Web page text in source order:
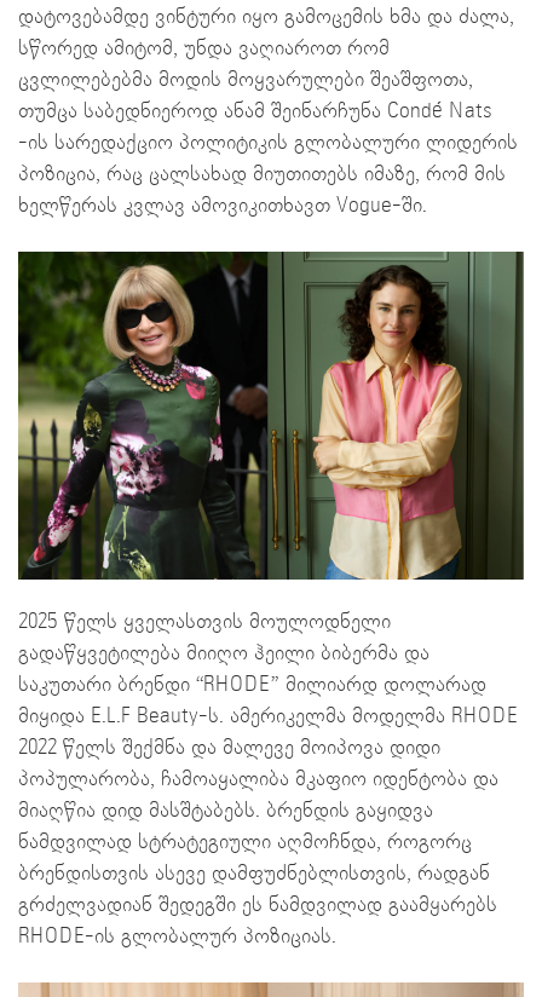
დატოვებამდე ვინტური იყო გამოცემის ხმა და ძალა,
სწორედ ამიტომ, უნდა ვაღიაროთ რომ
ცვლილებებმა მოდის მოყვარულები შეაშფოთა,
თუმცა საბედნიეროდ ანამ შეინარჩუნა Condé Nats
-ის სარედაქციო პოლიტიკის გლობალური ლიდერის
პოზიცია, რაც ცალსახად მიუთითებს იმაზე, რომ მის
ხელწერას კვლავ ამოვიკითხავთ Vogue-ში.
2025 წელს ყველასთვის მოულოდნელი
გადაწყვეტილება მიიღო ჰეილი ბიბერმა და
საკუთარი ბრენდი “RHODE” მილიარდ დოლარად
მიყიდა E.L.F Beauty-ს. ამერიკელმა მოდელმა RHODE
2022 წელს შექმნა და მალევე მოიპოვა დიდი
პოპულარობა, ჩამოაყალიბა მკაფიო იდენტობა და
მიაღწია დიდ მასშტაბებს. ბრენდის გაყიდვა
ნამდვილად სტრატეგიული აღმოჩნდა, როგორც
ბრენდისთვის ასევე დამფუძნებლისთვის, რადგან
გრძელვადიან შედეგში ეს ნამდვილად გაამყარებს
RHODE-ის გლობალურ პოზიციას.